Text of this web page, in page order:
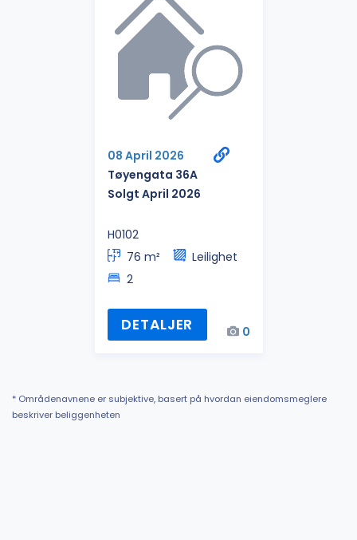
08 April 2026
Tøyengata 36A
Solgt April 2026
H0102
76 m²
Leilighet
2
DETALJER 0
* Områdenavnene er subjektive, basert på hvordan eiendomsmeglere
beskriver beliggenheten